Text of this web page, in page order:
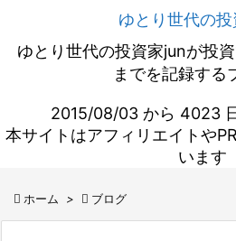
ゆとり世代の
ゆとり世代の投資家junが投
までを記録する
2015/08/03 から 4023
本サイトはアフィリエイトや
います
 ホーム >  ブログ